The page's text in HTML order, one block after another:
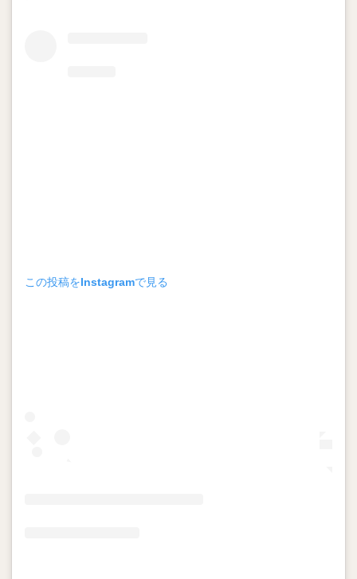
この投稿をInstagramで見る